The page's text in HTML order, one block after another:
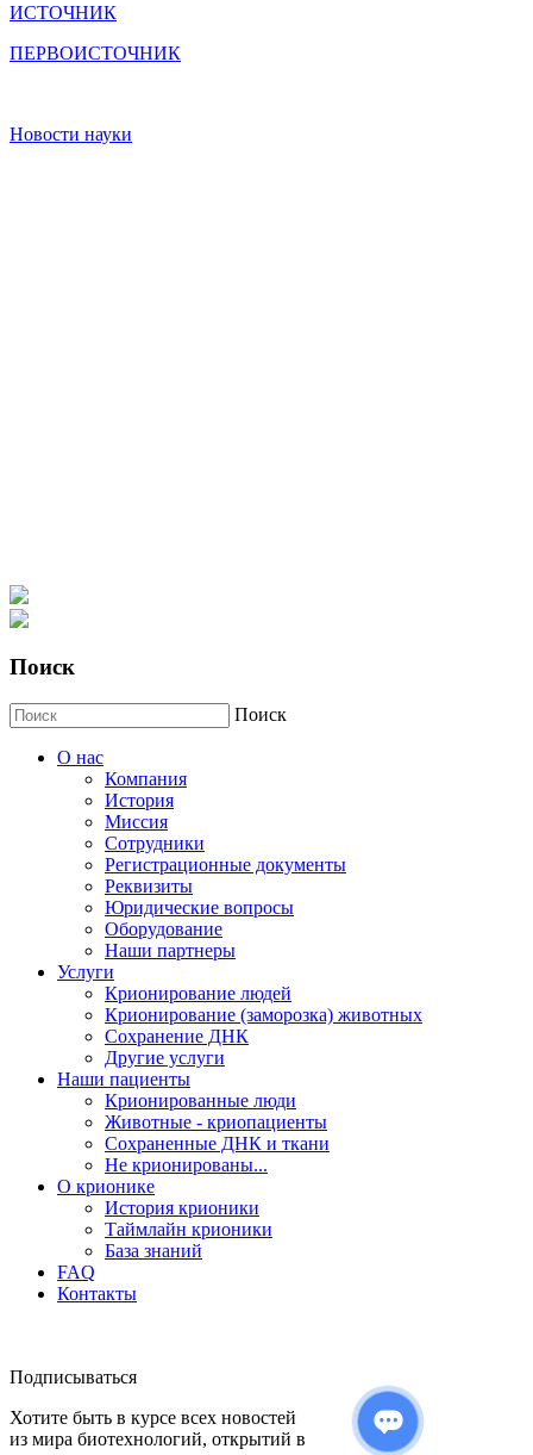
ИСТОЧНИК
ПЕРВОИСТОЧНИК
Новости науки
Поиск
Поиск
О нас
Компания
История
Миссия
Сотрудники
Регистрационные документы
Реквизиты
Юридические вопросы
Оборудование
Наши партнеры
Услуги
Крионирование людей
Крионирование (заморозка) животных
Сохранение ДНК
Другие услуги
Наши пациенты
Крионированные люди
Животные - криопациенты
Сохраненные ДНК и ткани
Не крионированы...
О крионике
История крионики
Таймлайн крионики
База знаний
FAQ
Контакты
Подписываться
Хотите быть в курсе всех новостей
из мира биотехнологий, открытий в